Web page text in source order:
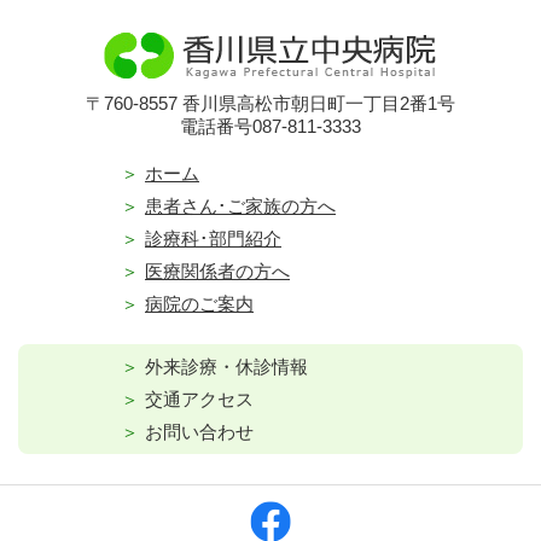
〒760-8557 香川県高松市朝日町一丁目2番1号
電話番号087-811-3333
ホーム
患者さん･ご家族の方へ
診療科･部門紹介
医療関係者の方へ
病院のご案内
外来診療・休診情報
交通アクセス
お問い合わせ